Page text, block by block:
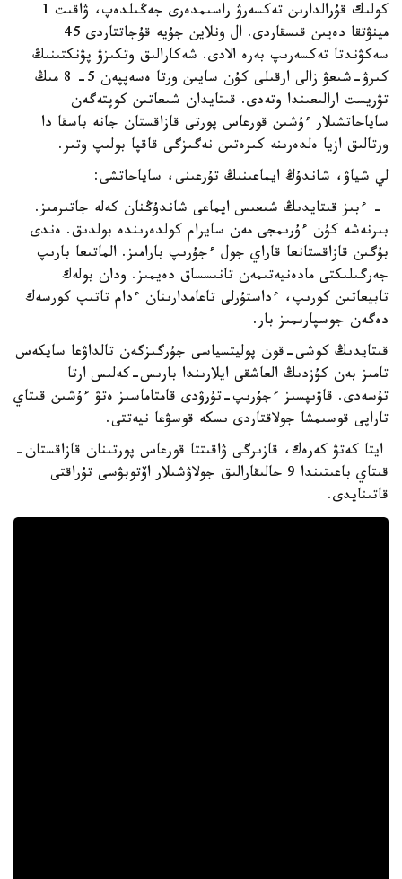
كولىك قۇرالدارىن تەكسەرۋ راسىمدەرى جەڭىلدەپ، ۋاقىت 1
مينۋتقا دەيىن قىسقاردى. ال ونلاين جۇيە قۇجاتتاردى 45
سەكۋندتا تەكسەرىپ بەرە الادى. شەكارالىق وتكىزۋ پۋنكتىنىڭ
كىرۋ-شىعۋ زالى ارقىلى كۇن سايىن ورتا ەسەپپەن 5- 8 مىڭ
تۋريست ارالىعىندا وتەدى. قىتايدان شىعاتىن كوپتەگەن
ساياحاتشىلار ءۇشىن قورعاس پورتى قازاقستان جانە باسقا دا
ورتالىق ازيا ەلدەرىنە كىرەتىن نەگىزگى قاقپا بولىپ وتىر.
لي شياۋ، شاندۇڭ ايماعىنىڭ تۇرعىنى، ساياحاتشى:
- ءبىز قىتايدىڭ شىعىس ايماعى شاندۇڭنان كەلە جاتىرمىز.
بىرنەشە كۇن ءۇرىمجى مەن سايرام كولدەرىندە بولدىق. ەندى
بۇگىن قازاقستانعا قاراي جول ءجۇرىپ بارامىز. الماتىعا بارىپ
جەرگىلىكتى مادەنيەتىمەن تانىسساق دەيمىز. ودان بولەك
تابيعاتىن كورىپ، ءداستۇرلى تاعامدارىنان ءدام تاتىپ كورسەك
دەگەن جوسپارىمىز بار.
قىتايدىڭ كوشى-قون پوليتسياسى جۇرگىزگەن تالداۋعا سايكەس
تامىز بەن كۇزدىڭ العاشقى ايلارىندا بارىس-كەلىس ارتا
تۇسەدى. قاۋىپسىز ءجۇرىپ-تۇرۋدى قامتاماسىز ەتۋ ءۇشىن قىتاي
تاراپى قوسىمشا جولاقتاردى ىسكە قوسۋعا نيەتتى.
ايتا كەتۋ كەرەك، قازىرگى ۋاقىتتا قورعاس پورتىنان قازاقستان-
قىتاي باعىتىندا 9 حالىقارالىق جولاۋشىلار اۆتوبۋسى تۇراقتى
قاتىنايدى.